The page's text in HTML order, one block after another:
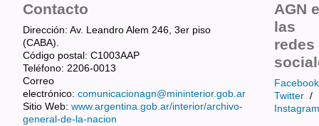
Contacto
Dirección: Av. Leandro Alem 246, 3er piso
(CABA).
Código postal: C1003AAP
Teléfono: 2206-0013
Correo
electrónico: comunicacionagn@mininterior.gob.ar
Sitio Web: www.argentina.gob.ar/interior/archivo-
general-de-la-nacion
AGN
las
redes
Facebook
Twitter /
Instagram